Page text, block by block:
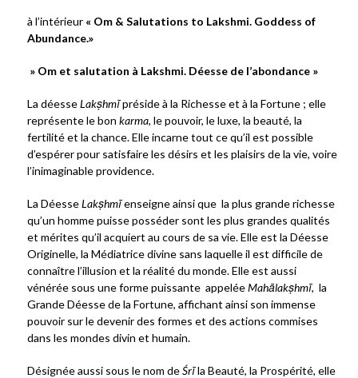
à l’intérieur « Om & Salutations to Lakshmi. Goddess of
Abundance.»
» Om et salutation à Lakshmi. Déesse de l’abondance »
La déesseLakṣhmīpréside à la Richesse et à la Fortune ; elle
représente le bon karma, le pouvoir, le luxe, la beauté, la
fertilité et la chance. Elle incarne tout ce qu’il est possible
d’espérer pour satisfaire les désirs et les plaisirs de la vie, voire
l’inimaginable providence.
La DéesseLakṣhmīenseigne ainsi que la plus grande richesse
qu’un homme puisse posséder sont les plus grandes qualités
et mérites qu’il acquiert au cours de sa vie. Elle est la Déesse
Originelle, la Médiatrice divine sans laquelle il est difficile de
connaître l’illusion et la réalité du monde. Elle est aussi
vénérée sous une forme puissante appeléeMahālakṣhmī, la
Grande Déesse de la Fortune, affichant ainsi son immense
pouvoir sur le devenir des formes et des actions commises
dans les mondes divin et humain.
Désignée aussi sous le nom deŚrīla Beauté, la Prospérité, elle